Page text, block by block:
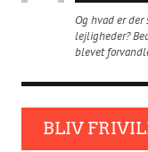
Og hvad er der
lejligheder?
blevet
BLIV